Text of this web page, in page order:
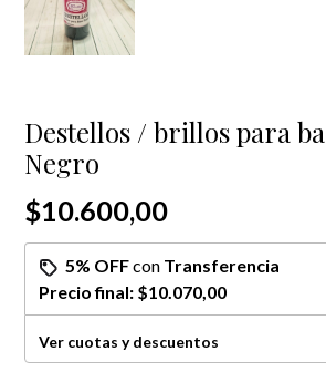
Destellos / brillos para
Negro
$10.600,00
5% OFFcon Transferencia
Precio final: $10.070,00
Ver cuotas y descuentos